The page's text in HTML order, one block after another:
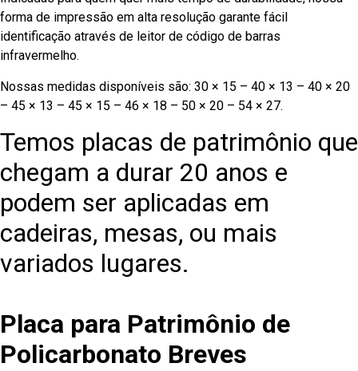
forma de impressão em alta resolução garante fácil
identificação através de leitor de código de barras
infravermelho.
Nossas medidas disponíveis são: 30 × 15 – 40 × 13 – 40 × 20
– 45 × 13 – 45 × 15 – 46 × 18 – 50 × 20 – 54 × 27.
Temos placas de patrimônio que
chegam a durar 20 anos e
podem ser aplicadas em
cadeiras, mesas, ou mais
variados lugares.
Placa para Patrimônio de
Policarbonato Breves